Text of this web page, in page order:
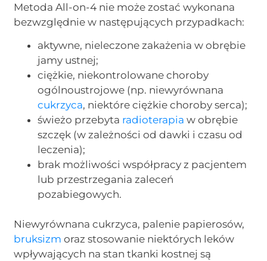
Metoda All-on-4 nie może zostać wykonana
bezwzględnie w następujących przypadkach:
aktywne, nieleczone zakażenia w obrębie
jamy ustnej;
ciężkie, niekontrolowane choroby
ogólnoustrojowe (np. niewyrównana
cukrzyca, niektóre ciężkie choroby serca);
świeżo przebyta radioterapia w obrębie
szczęk (w zależności od dawki i czasu od
leczenia);
brak możliwości współpracy z pacjentem
lub przestrzegania zaleceń
pozabiegowych.
Niewyrównana cukrzyca, palenie papierosów,
bruksizm oraz stosowanie niektórych leków
wpływających na stan tkanki kostnej są